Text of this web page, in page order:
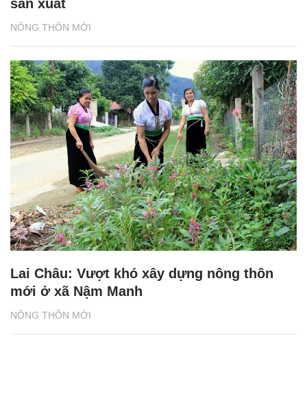
NÔNG THÔN MỚI
sản xuất
NÔNG THÔN MỚI
Lai Châu: Vượt khó xây dựng nông thôn
mới ở xã Nậm Manh